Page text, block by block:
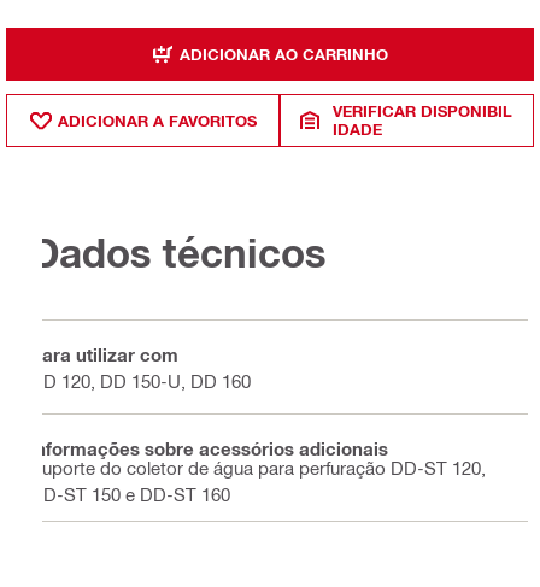
ADICIONAR AO CARRINHO
ADICIONAR A FAVORITOS
VERIFICAR DISPONIBIL
IDADE
Dados técnicos
Para utilizar com
DD 120, DD 150-U, DD 160
Informações sobre acessórios adicionais
Suporte do coletor de água para perfuração DD-ST 120,
DD-ST 150 e DD-ST 160